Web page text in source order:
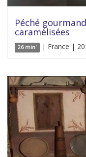
Péché
caramélisées
26 min' | France |